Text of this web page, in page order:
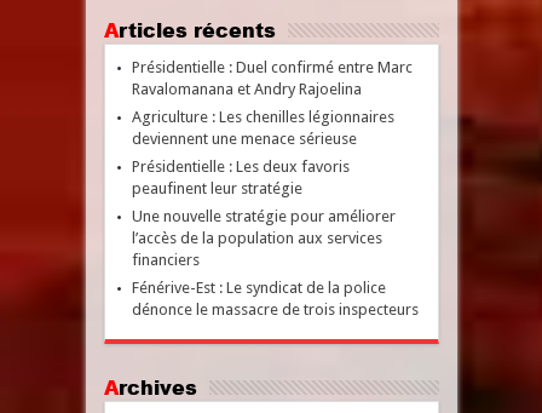
Articles récents
Présidentielle : Duel confirmé entre Marc
Ravalomanana et Andry Rajoelina
Agriculture : Les chenilles légionnaires
deviennent une menace sérieuse
Présidentielle : Les deux favoris
peaufinent leur stratégie
Une nouvelle stratégie pour améliorer
l’accès de la population aux services
financiers
Fénérive-Est : Le syndicat de la police
dénonce le massacre de trois inspecteurs
Archives